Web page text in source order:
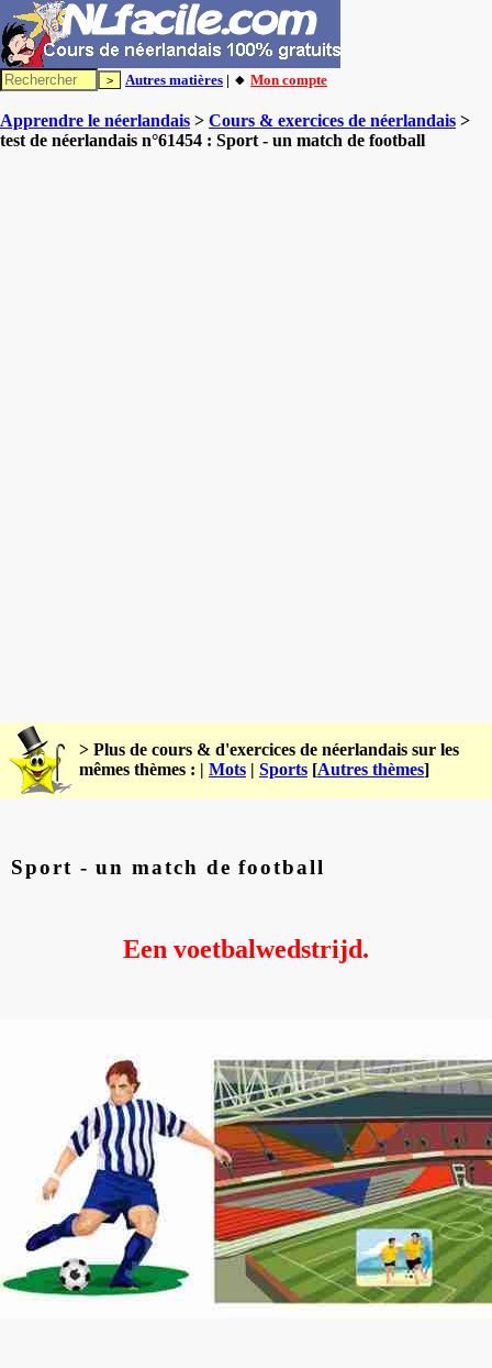
Autres matières | 🔸 Mon compte
Apprendre le néerlandais > Cours & exercices de néerlandais >
test de néerlandais n°61454 : Sport - un match de football
> Plus de cours & d'exercices de néerlandais sur les
mêmes thèmes : | Mots | Sports [Autres thèmes]
Sport - un match de football
Een voetbalwedstrijd.